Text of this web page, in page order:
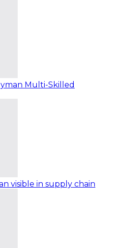
Multi-Skilled
visible in supply chain